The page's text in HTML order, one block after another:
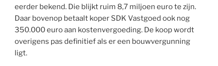
eerder bekend. Die blijkt ruim 8,7 miljoen euro te zijn.
Daar bovenop betaalt koper SDK Vastgoed ook nog
350.000 euro aan kostenvergoeding. De koop wordt
overigens pas definitief als er een bouwvergunning
ligt.